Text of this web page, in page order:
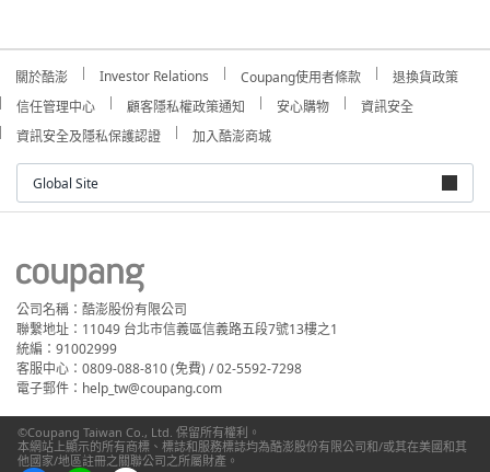
關於酷澎 Investor Relations Coupang使用者條款
退換貨政策
信任管理中心
顧客隱私權政策通知 安心購物
資訊安全
資訊安全及隱私保護認證
加入酷澎商城
Global Site
公司名稱：酷澎股份有限公司
聯繫地址：11049 台北市信義區信義路五段7號13樓之1
統編：91002999
客服中心：0809-088-810 (免費) / 02-5592-7298
電子郵件：help_tw@coupang.com
©Coupang Taiwan Co., Ltd. 保留所有權利。
本網站上顯示的所有商標、標誌和服務標誌均為酷澎股份有限公司和/或其在美國和其
他國家/地區註冊之關聯公司之所屬財產。